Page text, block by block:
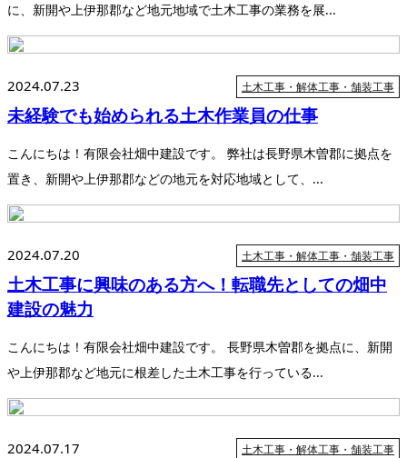
に、新開や上伊那郡など地元地域で土木工事の業務を展...
2024.07.23 土木工事・解体工事・舗装工事
未経験でも始められる土木作業員の仕事
こんにちは！有限会社畑中建設です。 弊社は長野県木曽郡に拠点を
置き、新開や上伊那郡などの地元を対応地域として、...
2024.07.20 土木工事・解体工事・舗装工事
土木工事に興味のある方へ！転職先としての畑中
建設の魅力
こんにちは！有限会社畑中建設です。 長野県木曽郡を拠点に、新開
や上伊那郡など地元に根差した土木工事を行っている...
2024.07.17 土木工事・解体工事・舗装工事